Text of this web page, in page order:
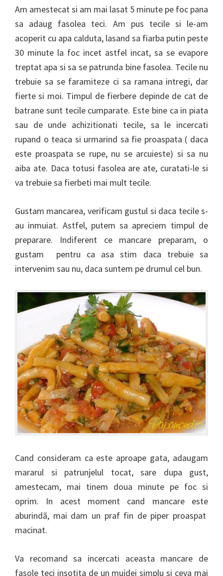
Am amestecat si am mai lasat 5 minute pe foc pana
sa adaug fasolea teci. Am pus tecile si le-am
acoperit cu apa calduta, lasand sa fiarba putin peste
30 minute la foc incet astfel incat, sa se evapore
treptat apa si sa se patrunda bine fasolea. Tecile nu
trebuie sa se faramiteze ci sa ramana intregi, dar
fierte si moi. Timpul de fierbere depinde de cat de
batrane sunt tecile cumparate. Este bine ca in piata
sau de unde achizitionati tecile, sa le incercati
rupand o teaca si urmarind sa fie proaspata ( daca
este proaspata se rupe, nu se arcuieste) si sa nu
aiba ate. Daca totusi fasolea are ate, curatati-le si
va trebuie sa fierbeti mai mult tecile.
Gustam mancarea, verificam gustul si daca tecile s-
au inmuiat. Astfel, putem sa apreciem timpul de
preparare. Indiferent ce mancare preparam, o
gustam pentru ca asa stim daca trebuie sa
intervenim sau nu, daca suntem pe drumul cel bun.
Cand consideram ca este aproape gata, adaugam
mararul si patrunjelul tocat, sare dupa gust,
amestecam, mai tinem doua minute pe foc si
oprim. In acest moment cand mancare este
aburindă, mai dam un praf fin de piper proaspat
macinat.
Va recomand sa incercati aceasta mancare de
fasole teci insotita de un mujdei simplu si ceva mai